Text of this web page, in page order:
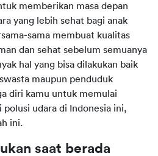
memberikan masa depan
yang lebih sehat bagi anak
sama membuat kualitas
dan sehat sebelum semuanya
hal yang bisa dilakukan baik
maupun penduduk
diri kamu untuk memulai
polusi udara di Indonesia ini,
ini.
saat berada